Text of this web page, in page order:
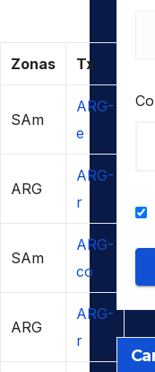
Zonas Tx
SAm
ARG-
e
ARG
ARG-
r
SAm
ARG-
co
ARG
ARG-
r